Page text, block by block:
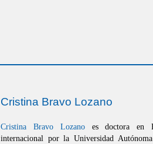
Cristina Bravo Lozano
Cristina Bravo Lozanoes doctora en
internacional por la Universidad